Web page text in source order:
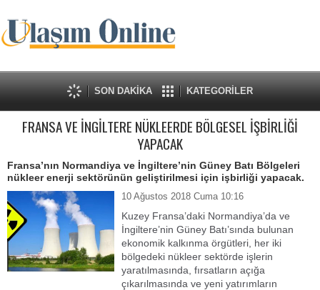
SON DAKİKA KATEGORİLER
FRANSA VE İNGİLTERE NÜKLEERDE BÖLGESEL İŞBİRLİĞİ
YAPACAK
Fransa’nın Normandiya ve İngiltere’nin Güney Batı Bölgeleri
nükleer enerji sektörünün geliştirilmesi için işbirliği yapacak.
10 Ağustos 2018 Cuma 10:16
Kuzey Fransa’daki Normandiya’da ve
İngiltere’nin Güney Batı’sında bulunan
ekonomik kalkınma örgütleri, her iki
bölgedeki nükleer sektörde işlerin
yaratılmasında, fırsatların açığa
çıkarılmasında ve yeni yatırımların